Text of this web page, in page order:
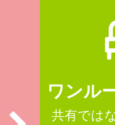
ワンル
共有では